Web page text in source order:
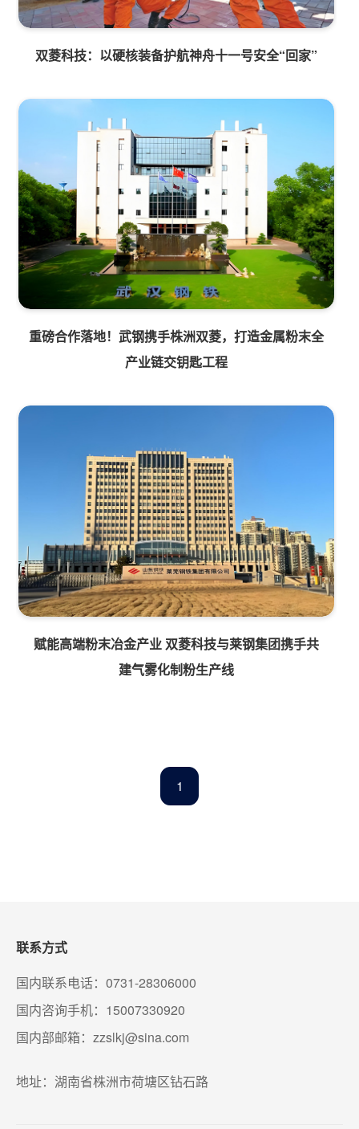
双菱科技：以硬核装备护航神舟十一号安全“回家”
重磅合作落地！武钢携手株洲双菱，打造金属粉末全
产业链交钥匙工程
赋能高端粉末冶金产业 双菱科技与莱钢集团携手共
建气雾化制粉生产线
1
联系方式
国内联系电话：0731-28306000
国内咨询手机：15007330920
国内部邮箱：zzslkj@sina.com
地址：湖南省株洲市荷塘区钻石路